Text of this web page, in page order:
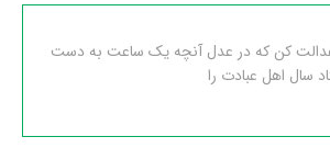
کن که در عدل آنچه یک ساعت به دست
سال اهل عبادت را